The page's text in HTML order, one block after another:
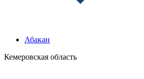
Абакан
Кемеровская область